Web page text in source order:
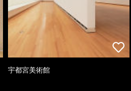
宇都宮美術館